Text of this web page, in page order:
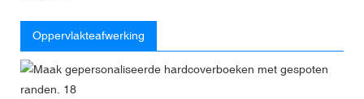
Oppervlakteafwerking